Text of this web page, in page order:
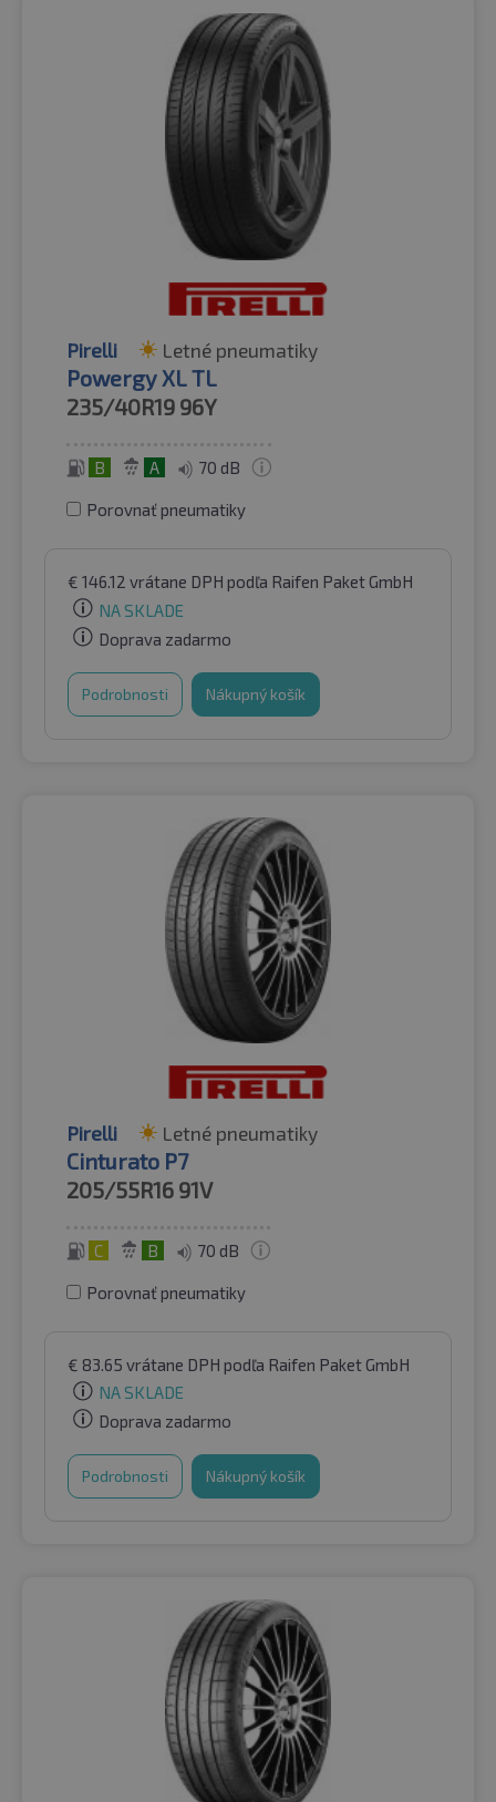
Pirelli Letné pneumatiky
Powergy XL TL
235/40R19 96Y
B A 70 dB
Porovnať pneumatiky
€ 146.12 vrátane DPH podľa Raifen Paket GmbH
NA SKLADE
Doprava zadarmo
Podrobnosti Nákupný košík
Pirelli Letné pneumatiky
Cinturato P7
205/55R16 91V
C B 70 dB
Porovnať pneumatiky
€ 83.65 vrátane DPH podľa Raifen Paket GmbH
NA SKLADE
Doprava zadarmo
Podrobnosti Nákupný košík